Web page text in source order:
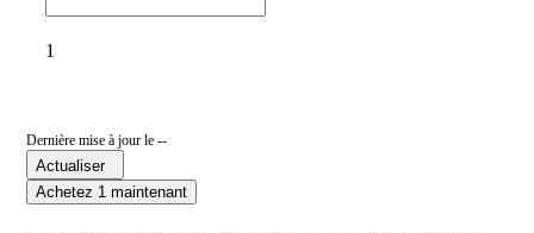
1
Dernière mise à jour le --
Actualiser
Achetez 1 maintenant